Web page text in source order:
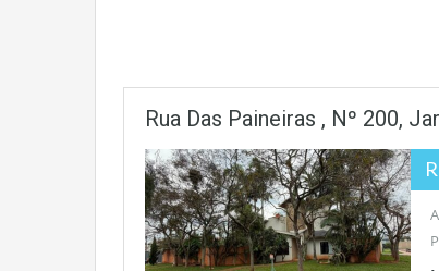
Rua Das Paineiras , Nº 200,